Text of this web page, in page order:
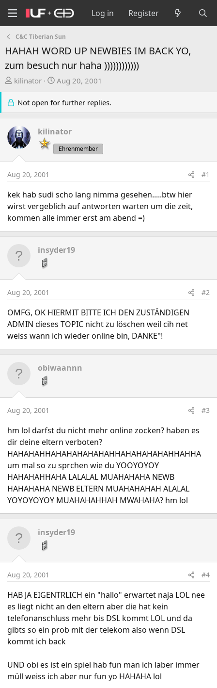
Log in Register
C&C Tiberian Sun
HAHAH WORD UP NEWBIES IM BACK YO,
zum besuch nur haha ))))))))))))
T
r
e
d
s
r
e
r
kilinator
S
a
r
d
a
t
e
Aug 20, 2001
Not open for further replies.
kilinator
Ehrenmember
Aug 20, 2001 #1
kek hab sudi scho lang nimma gesehen.....btw hier
wirst vergeblich auf antworten warten um die zeit,
kommen alle immer erst am abend =)
insyder19
Aug 20, 2001 #2
OMFG, OK HIERMIT BITTE ICH DEN ZUSTÄNDIGEN
ADMIN dieses TOPIC nicht zu löschen weil cih net
weiss wann ich wieder online bin, DANKE°!
obiwaannn
Aug 20, 2001 #3
hm lol darfst du nicht mehr online zocken? haben es
dir deine eltern verboten?
HAHAHAHHAHAHAHAHAHAHHAHAHAHAHAHHAHHA
um mal so zu sprchen wie du YOOYOYOY
HAHAHAHHAHA LALALAL MUAHAHAHA NEWB
HAHAHAHA NEWB ELTERN MUAHAHAHAH ALALAL
YOYOYOYOY MUAHAHAHHAH MWAHAHA? hm lol
insyder19
Aug 20, 2001 #4
HAB JA EIGENTRLICH ein "hallo" erwartet naja LOL nee
es liegt nicht an den eltern aber die hat kein
telefonanschluss mehr bis DSL kommt LOL und da
gibts so ein prob mit der telekom also wenn DSL
kommt ich back
UND obi es ist ein spiel hab fun man ich laber immer
müll weiss ich aber nur fun yo HAHAHA lol